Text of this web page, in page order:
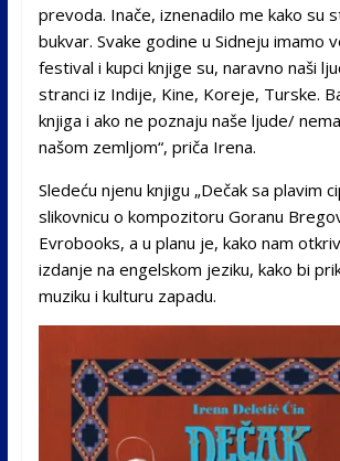
prevoda. Inače, iznenadilo me kako su
bukvar. Svake godine u Sidneju imamo
festival i kupci knjige su, naravno naši
stranci iz Indije, Kine, Koreje, Turske.
knjiga i ako ne poznaju naše ljude/
našom zemljom“, priča Irena.
Sledeću njenu knjigu „Dečak sa plavim
slikovnicu o kompozitoru Goranu
Evrobooks, a u planu je, kako nam
izdanje na engelskom jeziku, kako bi
muziku i kulturu zapadu.